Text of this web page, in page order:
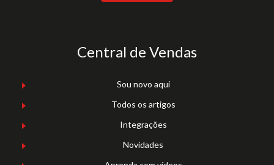
Central de Vendas
Sou novo aqui
Todos os artigos
Integrações
Novidades